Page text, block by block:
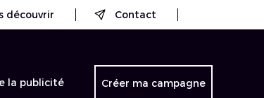
découvrir Contact
la publicité Créer ma campagne